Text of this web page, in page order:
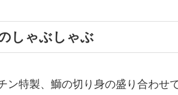
しゃぶしゃぶ
ン特製、鰤の切り身の盛り合わせ